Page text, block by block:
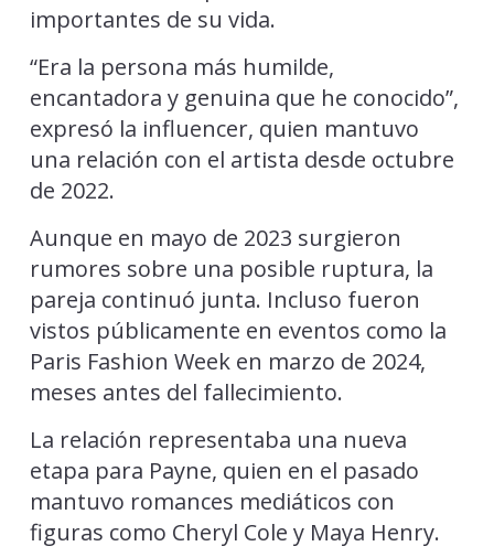
importantes de su vida.
“Era la persona más humilde,
encantadora y genuina que he conocido”,
expresó la influencer, quien mantuvo
una relación con el artista desde octubre
de 2022.
Aunque en mayo de 2023 surgieron
rumores sobre una posible ruptura, la
pareja continuó junta. Incluso fueron
vistos públicamente en eventos como la
Paris Fashion Week en marzo de 2024,
meses antes del fallecimiento.
La relación representaba una nueva
etapa para Payne, quien en el pasado
mantuvo romances mediáticos con
figuras como Cheryl Cole y Maya Henry.